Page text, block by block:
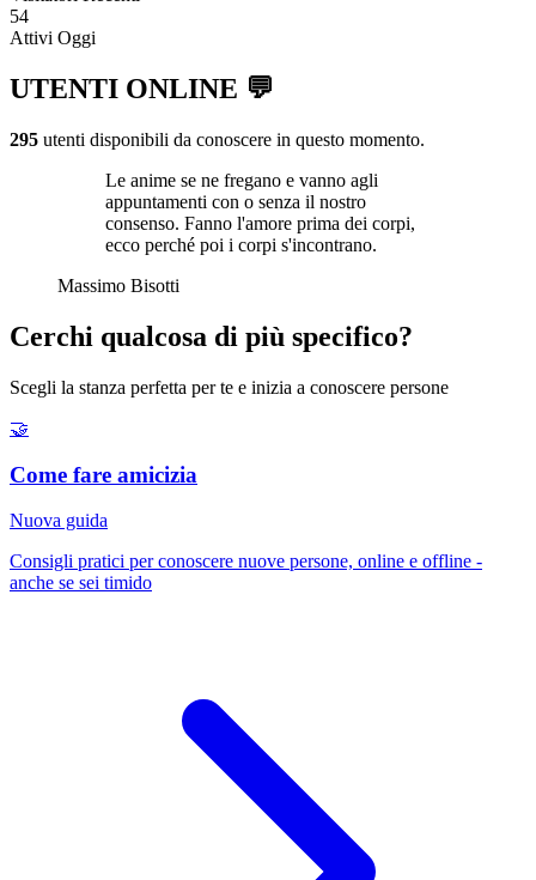
54
Attivi Oggi
UTENTI ONLINE 💬
295 utenti disponibili da conoscere in questo momento.
Le anime se ne fregano e vanno agli
appuntamenti con o senza il nostro
consenso. Fanno l'amore prima dei corpi,
ecco perché poi i corpi s'incontrano.
Massimo Bisotti
Cerchi qualcosa di più specifico?
Scegli la stanza perfetta per te e inizia a conoscere persone
🤝
Come fare amicizia
Nuova guida
Consigli pratici per conoscere nuove persone, online e offline -
anche se sei timido